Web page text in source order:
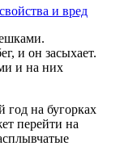
и вред
и он засыхает.
и на них
год на бугорках
перейти на